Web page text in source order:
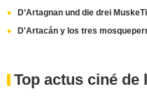
D’Artagnan und die drei
D'Artacán y los tres
Top actus ciné de